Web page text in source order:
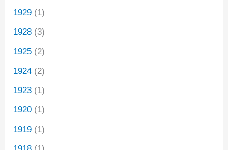
1929 (1)
1928 (3)
1925 (2)
1924 (2)
1923 (1)
1920 (1)
1919 (1)